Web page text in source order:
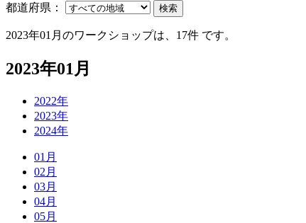
都道府県： 検索
2023年01月のワークショップは、17件 です。
2023年01月
2022年
2023年
2024年
01月
02月
03月
04月
05月